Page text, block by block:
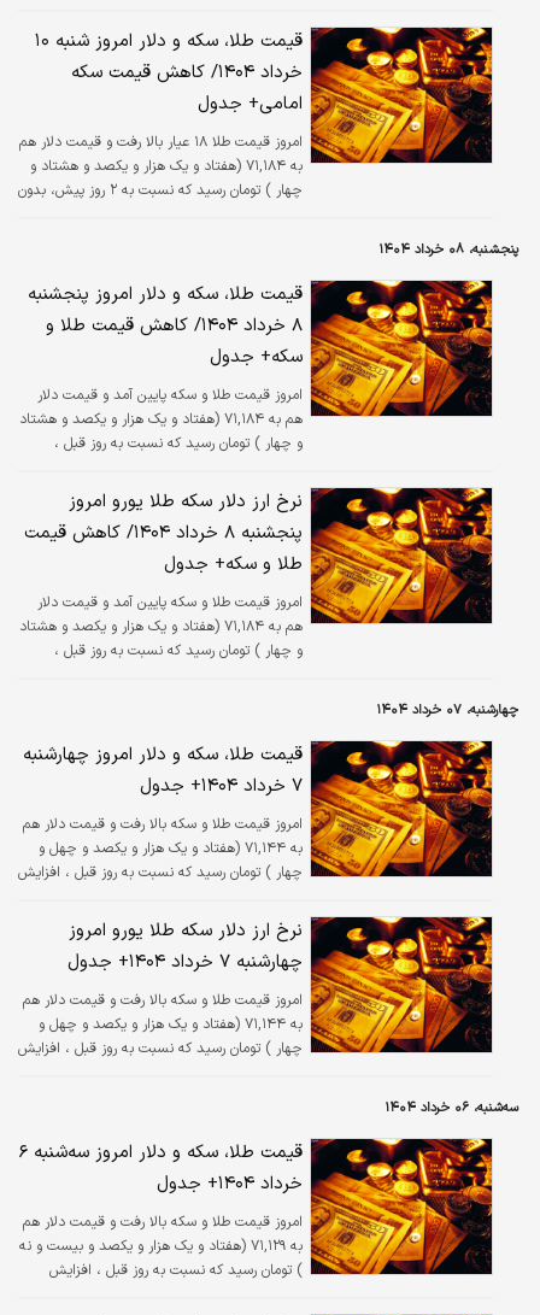
قیمت طلا، سکه و دلار امروز شنبه ۱۰
خرداد ۱۴۰۴/ کاهش قیمت سکه
امامی+ جدول
امروز قیمت طلا ۱۸ عیار بالا رفت و قیمت دلار هم
به ۷۱,۱۸۴ (هفتاد و یک هزار و یکصد و هشتاد و
چهار ) تومان رسید که نسبت به ۲ روز پیش، بدون
پنجشنبه، ۰۸ خرداد ۱۴۰۴
قیمت طلا، سکه و دلار امروز پنجشنبه
۸ خرداد ۱۴۰۴/ کاهش قیمت طلا و
سکه+ جدول
امروز قیمت طلا و سکه پایین آمد و قیمت دلار
هم به ۷۱,۱۸۴ (هفتاد و یک هزار و یکصد و هشتاد
و چهار ) تومان رسید که نسبت به روز قبل ،
نرخ ارز دلار سکه طلا یورو امروز
پنجشنبه ۸ خرداد ۱۴۰۴/ کاهش قیمت
طلا و سکه+ جدول
امروز قیمت طلا و سکه پایین آمد و قیمت دلار
هم به ۷۱,۱۸۴ (هفتاد و یک هزار و یکصد و هشتاد
و چهار ) تومان رسید که نسبت به روز قبل ،
چهارشنبه، ۰۷ خرداد ۱۴۰۴
قیمت طلا، سکه و دلار امروز چهارشنبه
۷ خرداد ۱۴۰۴+ جدول
امروز قیمت طلا و سکه بالا رفت و قیمت دلار هم
به ۷۱,۱۴۴ (هفتاد و یک هزار و یکصد و چهل و
چهار ) تومان رسید که نسبت به روز قبل ، افزایش
نرخ ارز دلار سکه طلا یورو امروز
چهارشنبه ۷ خرداد ۱۴۰۴+ جدول
امروز قیمت طلا و سکه بالا رفت و قیمت دلار هم
به ۷۱,۱۴۴ (هفتاد و یک هزار و یکصد و چهل و
چهار ) تومان رسید که نسبت به روز قبل ، افزایش
سه‌شنبه، ۰۶ خرداد ۱۴۰۴
قیمت طلا، سکه و دلار امروز سه‌شنبه ۶
خرداد ۱۴۰۴+ جدول
امروز قیمت طلا و سکه بالا رفت و قیمت دلار هم
به ۷۱,۱۲۹ (هفتاد و یک هزار و یکصد و بیست و نه
) تومان رسید که نسبت به روز قبل ، افزایش